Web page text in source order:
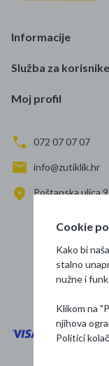
Informacije
Služba za korisnike
Moj profil
072 07 07 07
info@zutiklik.hr
Poštanska ulica
Cookie
Kako bi
stalno
nužne i
Klikom na
njihova
Politici